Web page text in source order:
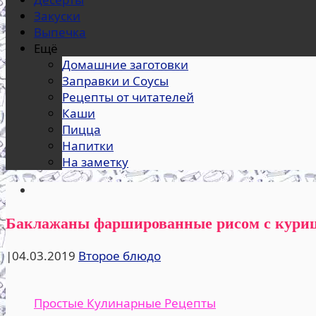
Простые Кулинарные Рецепты
Закуски
Выпечка
Ещё
Домашние заготовки
Заправки и Соусы
Рецепты от читателей
Каши
Пицца
Напитки
На заметку
Баклажаны фаршированные рисом с
|04.03.2019 Второе блюдо